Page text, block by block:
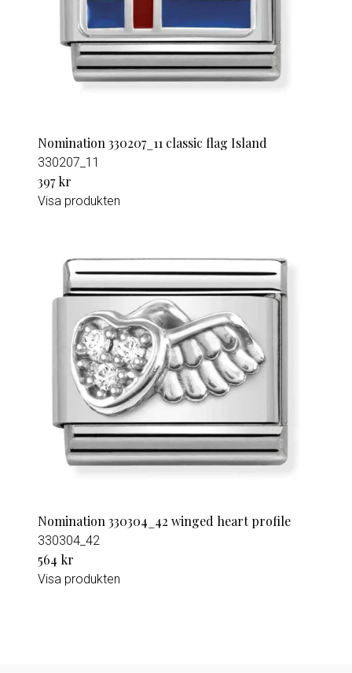
Nomination 330207_11 classic flag Island
330207_11
397 kr
Visa produkten
Nomination 330304_42 winged heart profile
330304_42
564 kr
Visa produkten